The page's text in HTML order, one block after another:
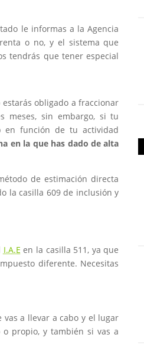
le informas a la Agencia
o no, y el sistema que
tendrás que tener especial
obligado a fraccionar
meses, sin embargo, si tu
en función de tu actividad
en la que has dado de alta
de estimación directa
la casilla 609 de inclusión y
I.A.E en la casilla 511, ya que
diferente. Necesitas
a llevar a cabo y el lugar
propio, y también si vas a